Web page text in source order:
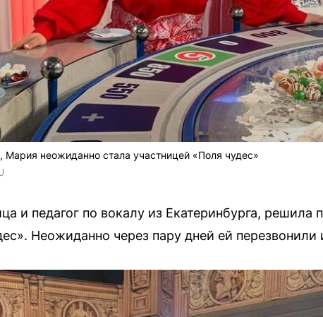
Мария неожиданно стала участницей «Поля чудес»
и педагог по вокалу из Екатеринбурга, решила
Неожиданно через пару дней ей